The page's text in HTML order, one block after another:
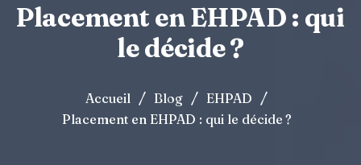
Placement en EHPAD : qui
le décide ?
Accueil / Blog / EHPAD /
Placement en EHPAD : qui le décide ?